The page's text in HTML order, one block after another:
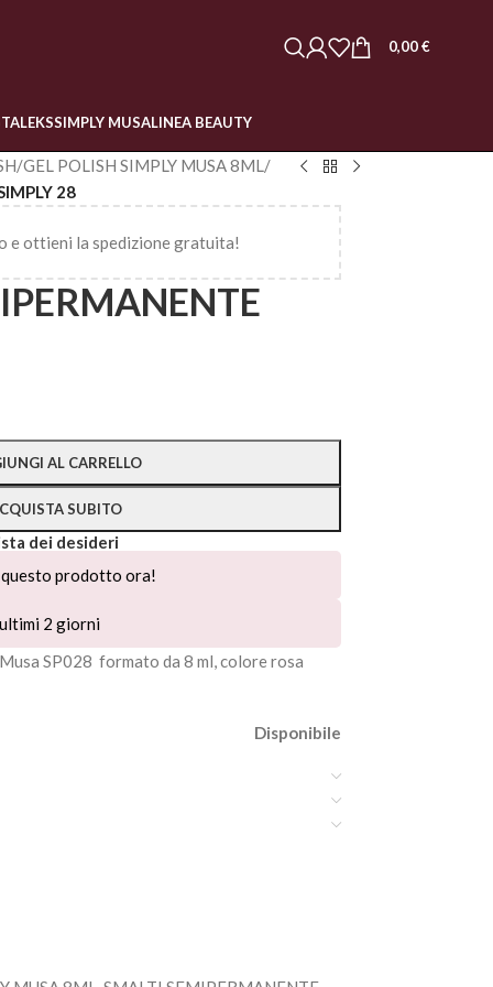
0,00€
SIMPLY MUSALINEA BEAUTY
/GEL POLISH SIMPLY MUSA 8ML/
28
e ottieni la spedizione gratuita!
AL CARRELLO
SUBITO
dei desideri
questo prodotto ora!
2 giorni
SP028 formato da 8 ml, colore rosa
Disponibile